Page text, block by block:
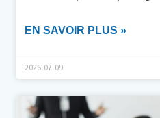
EN SAVOIR PLUS »
2026-07-09